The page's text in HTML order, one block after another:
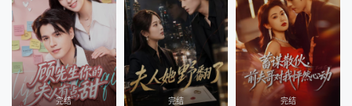
完结 完结 完结